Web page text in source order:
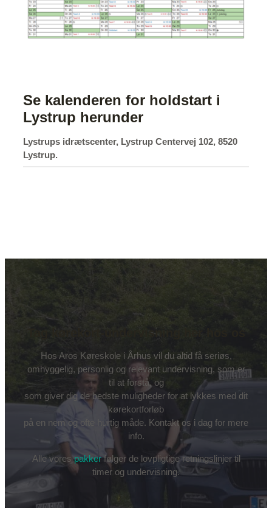
Se kalenderen for holdstart i
Lystrup herunder
Lystrups idrætscenter, Lystrup Centervej 102, 8520
Lystrup.
Tag kørekort-undervisning her hos os
Hos Aros Køreskole i Århus vil du altid få seriøs,
omhyggelig, personlig og relevant undervisning, som er
til at forstå, og
som giver dig de bedste muligheder for at lykkes med dit
kørekortforløb
på en nem og ofte hurtig måde. Kontakt os i dag for mere
info.
Alle vorespakkerfølger de lovpligtige retningslinjer til
timer og undervisning.